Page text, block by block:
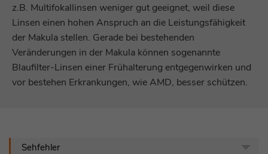
z.B. Multifokallinsen weniger gut geeignet, weil diese
Linsen einen hohen Anspruch an die Leistungsfähigkeit
der Makula stellen. Gerade bei bestehenden
Veränderungen in der Makula können sogenannte
Blaufilter-Linsen einer Frühalterung entgegenwirken und
vor bestehen Erkrankungen, wie AMD, besser schützen.
Sehfehler